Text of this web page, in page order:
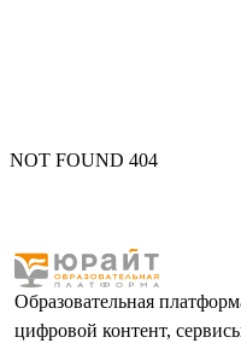
NOT FOUND 404
Образовательная
цифровой контент,